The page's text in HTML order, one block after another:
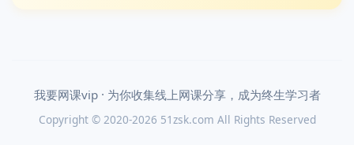
我要网课vip · 为你收集线上网课分享，成为终生学习者
Copyright © 2020-2026 51zsk.com All Rights Reserved